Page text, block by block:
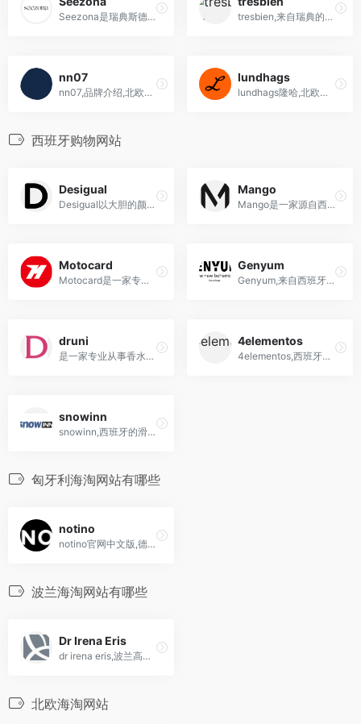
Seezona是瑞典斯德哥尔摩的新兴时尚设计师数字市场，聚集来自全球各地100多个独特品牌，展示最新趋势并满足多样风格。 tresbien,来自瑞典的时尚潮牌品牌
nn07
nn07,品牌介绍,北欧小众品牌
lundhags
lundhags隆哈,北欧户外品牌海淘网站
西班牙购物网站
Desigual
Desigual以大胆的颜色和独特的图案设计闻名，融合西班牙文化元素，呈现出充满活力的独特时尚风格。
Mango
Mango是一家源自西班牙的时尚品牌，以其多元化的设计、实惠的价格和贴近时尚潮流的服装、鞋子和配饰而闻名。
Motocard
Motocard是一家专业的摩托车装备零售商，提供摩托车服装、配件、用品等产品，以及维修保养和改装服务。主营摩托车、装备、零售商、服装、配件、维修、保养、改装。
Genyum
Genyum,来自西班牙的小众香水品牌
druni
是一家专业从事香水、化妆品、护肤品和个人卫生用品的香水连锁店
4elementos
4elementos,西班牙海淘球鞋网站,抽签软件
snowinn
snowinn,西班牙的滑雪产品网上零售商店
匈牙利海淘网站有哪些
notino
notino官网中文版,德国英国海...
波兰海淘网站有哪些
Dr Irena Eris
dr irena eris,波兰高端护肤品牌
北欧海淘网站